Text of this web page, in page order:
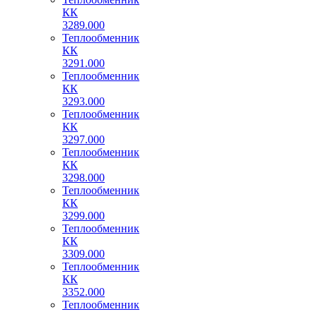
КК
3289.000
Теплообменник
КК
3291.000
Теплообменник
КК
3293.000
Теплообменник
КК
3297.000
Теплообменник
КК
3298.000
Теплообменник
КК
3299.000
Теплообменник
КК
3309.000
Теплообменник
КК
3352.000
Теплообменник